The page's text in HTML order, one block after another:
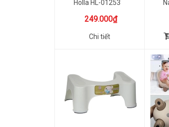
Holla HL-01253
249.000₫
Chi tiết